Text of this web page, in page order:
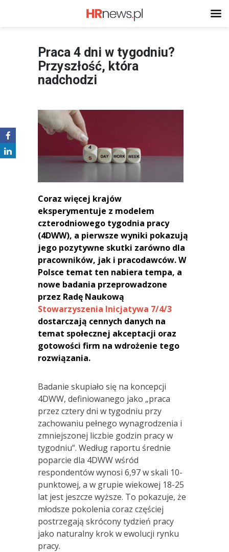
Praca 4 dni w tygodniu?
Przyszłość, która
nadchodzi
Coraz więcej krajów
eksperymentuje z modelem
czterodniowego tygodnia pracy
(4DWW), a pierwsze wyniki pokazują
jego pozytywne skutki zarówno dla
pracowników, jak i pracodawców. W
Polsce temat ten nabiera tempa, a
nowe badania przeprowadzone
przez Radę Naukową
Stowarzyszenia Inicjatywa 7/4/3
dostarczają cennych danych na
temat społecznej akceptacji oraz
gotowości firm na wdrożenie tego
rozwiązania.
Badanie skupiało się na koncepcji
4DWW, definiowanego jako „praca
przez cztery dni w tygodniu przy
zachowaniu pełnego wynagrodzenia i
zmniejszonej liczbie godzin pracy w
tygodniu”. Według raportu średnie
poparcie dla 4DWW wśród
respondentów wynosi 6,97 w skali 10-
punktowej, a w grupie wiekowej 18-25
lat jest jeszcze wyższe. To pokazuje, że
młodsze pokolenia coraz częściej
postrzegają skrócony tydzień pracy
jako naturalny krok w ewolucji rynku
pracy.